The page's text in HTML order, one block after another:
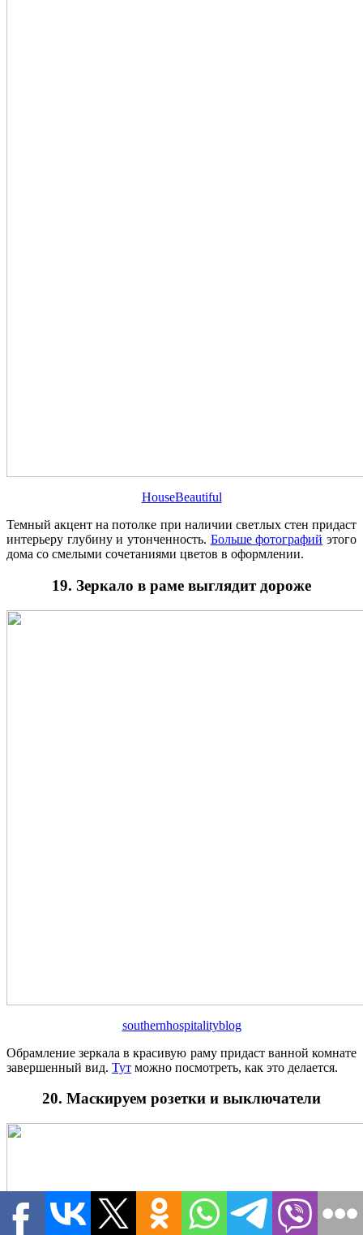
HouseBeautiful
Темный акцент на потолке при наличии светлых стен придаст
интерьеру глубину и утонченность. Больше фотографий этого
дома со смелыми сочетаниями цветов в оформлении.
19. Зеркало в раме выглядит дороже
southernhospitalityblog
Обрамление зеркала в красивую раму придаст ванной комнате
завершенный вид. Тут можно посмотреть, как это делается.
20. Маскируем розетки и выключатели